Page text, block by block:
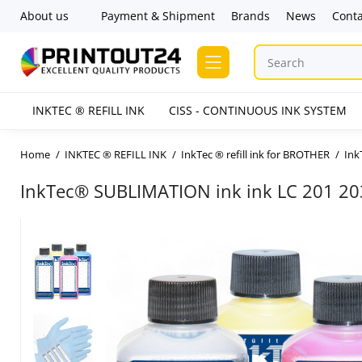
About us Payment & Shipment Brands News
INKTEC ® REFILL INK CISS - CONTINUOUS INK SYSTEM
Home INKTEC ® REFILL INK InkTec ® refill ink for BROTHER
InkTec® SUBLIMATION ink ink LC 201